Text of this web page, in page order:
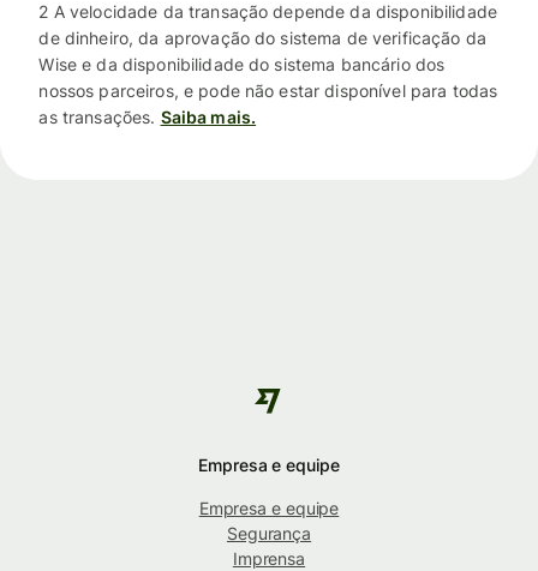
2 A velocidade da transação depende da disponibilidade
de dinheiro, da aprovação do sistema de verificação da
Wise e da disponibilidade do sistema bancário dos
nossos parceiros, e pode não estar disponível para todas
as transações. Saiba mais.
Empresa e equipe
Empresa e equipe
Segurança
Imprensa